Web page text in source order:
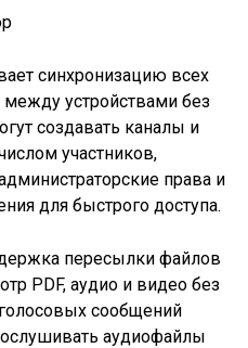
синхронизацию всех
устройствами без
создавать каналы и
участников,
права и
для быстрого доступа.
пересылки файлов
PDF, аудио и видео без
сообщений
аудиофайлы